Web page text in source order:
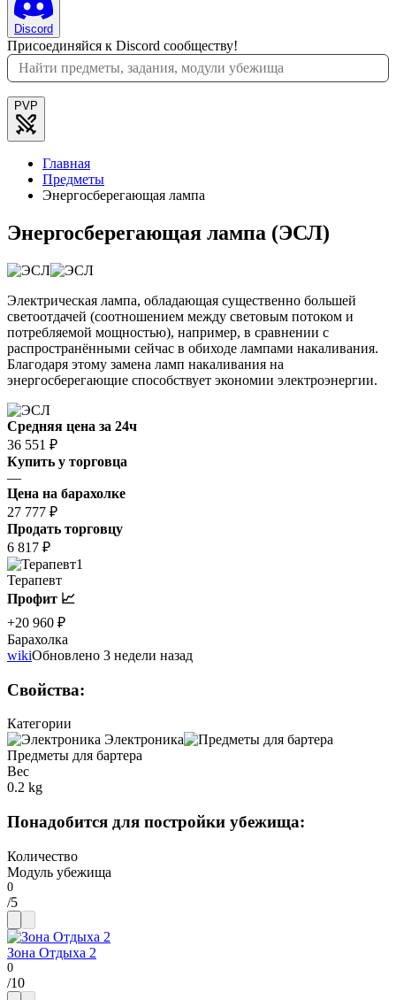
Discord
Присоединяйся к Discord сообществу!
PVP
Главная
Предметы
Энергосберегающая лампа
Энергосберегающая лампа (ЭСЛ)
Электрическая лампа, обладающая существенно большей
светоотдачей (соотношением между световым потоком и
потребляемой мощностью), например, в сравнении с
распространёнными сейчас в обиходе лампами накаливания.
Благодаря этому замена ламп накаливания на
энергосберегающие способствует экономии электроэнергии.
Средняя цена за 24ч
36 551 ₽
Купить у торговца
—
Цена на барахолке
27 777 ₽
Продать торговцу
6 817 ₽
1
Терапевт
Профит 📈
+20 960 ₽
Барахолка
wikiОбновлено 3 недели назад
Свойства:
Категории
Электроника
Предметы для бартера
Вес
0.2 kg
Понадобится для постройки убежища:
Количество
Модуль убежища
/5
Зона Отдыха 2
/10